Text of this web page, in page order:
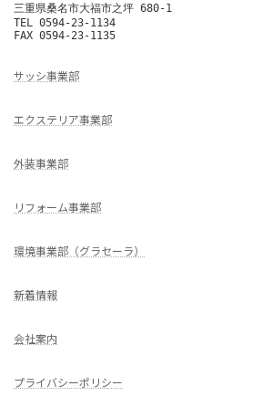
三重県桑名市大福市之坪 680-1
TEL 0594-23-1134
FAX 0594-23-1135
サッシ事業部
エクステリア事業部
外装事業部
リフォーム事業部
環境事業部（グラセーラ）
新着情報
会社案内
プライバシーポリシー